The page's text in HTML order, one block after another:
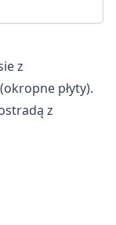
z
płyty).
z